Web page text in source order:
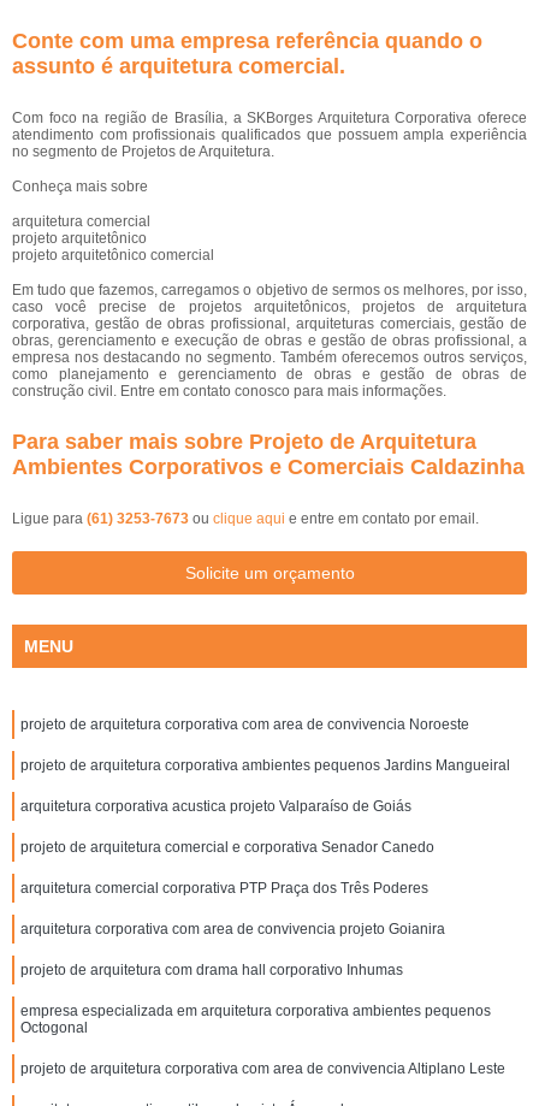
Conte com uma empresa referência quando o
assunto é arquitetura comercial.
Com foco na região de Brasília, a SKBorges Arquitetura Corporativa oferece
atendimento com profissionais qualificados que possuem ampla experiência
no segmento de Projetos de Arquitetura.
Conheça mais sobre
arquitetura comercial
projeto arquitetônico
projeto arquitetônico comercial
Em tudo que fazemos, carregamos o objetivo de sermos os melhores, por isso,
caso você precise de projetos arquitetônicos, projetos de arquitetura
corporativa, gestão de obras profissional, arquiteturas comerciais, gestão de
obras, gerenciamento e execução de obras e gestão de obras profissional, a
empresa nos destacando no segmento. Também oferecemos outros serviços,
como planejamento e gerenciamento de obras e gestão de obras de
construção civil. Entre em contato conosco para mais informações.
Para saber mais sobre Projeto de Arquitetura
Ambientes Corporativos e Comerciais Caldazinha
Ligue para (61) 3253-7673 ou clique aqui e entre em contato por email.
Solicite um orçamento
MENU
projeto de arquitetura corporativa com area de convivencia Noroeste
projeto de arquitetura corporativa ambientes pequenos Jardins Mangueiral
arquitetura corporativa acustica projeto Valparaíso de Goiás
projeto de arquitetura comercial e corporativa Senador Canedo
arquitetura comercial corporativa PTP Praça dos Três Poderes
arquitetura corporativa com area de convivencia projeto Goianira
projeto de arquitetura com drama hall corporativo Inhumas
empresa especializada em arquitetura corporativa ambientes pequenos
Octogonal
projeto de arquitetura corporativa com area de convivencia Altiplano Leste